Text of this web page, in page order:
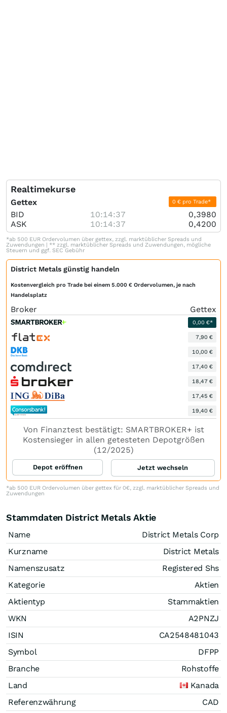
Realtimekurse
Gettex 0 € pro Trade*
BID 10:14:37
0,3980
ASK
10:14:37 0,4200
*ab 500 EUR Ordervolumen über gettex, zzgl. marktüblicher Spreads und
Zuwendungen | ** zzgl. marktüblicher Spreads und Zuwendungen, mögliche
Steuern und ggf. SEC Gebühr
District Metals günstig handeln
Kostenvergleich pro Trade bei einem 5.000 € Ordervolumen, je nach
Handelsplatz
Broker Gettex
0,00 €*
7,90 €
10,00 €
17,40 €
18,47 €
17,45 €
19,40 €
Von Finanztest bestätigt: SMARTBROKER+ ist
Kostensieger in allen getesteten Depotgrößen
(12/2025)
Depot eröffnen Jetzt wechseln
*ab 500 EUR Ordervolumen über gettex für 0€, zzgl. marktüblicher Spreads und
Zuwendungen
Stammdaten District Metals Aktie
Name
District Metals Corp
Kurzname
District Metals
Namenszusatz
Registered Shs
Kategorie
Aktien
Aktientyp
Stammaktien
WKN
A2PNZJ
ISIN
CA2548481043
Symbol
DFPP
Branche
Rohstoffe
Land
Kanada
Referenzwährung
CAD